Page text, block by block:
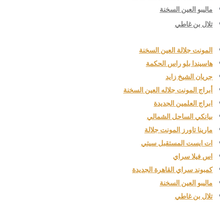
ماليبو العين السخنة
تلال بن غاطي
المونت جلالة العين السخنة
هاسيندا بلو راس الحكمة
جريان الشيخ زايد
أبراج المونت جلاله العين السخنة
ابراج العلمين الجديدة
بيانكي الساحل الشمالي
مارينا تاورز المونت جلالة
ات ايست المستقبل سيتي
اس فيلا سراي
كمبوند سراي القاهرة الجديدة
ماليبو العين السخنة
تلال بن غاطي